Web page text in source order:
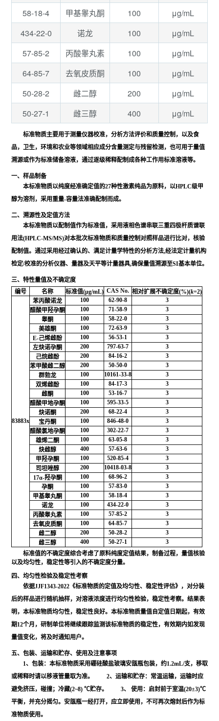
58-18-4 甲基睾丸酮 100
μg/mL
434-22-0
诺龙 100
μg/mL
57-85-2
丙酸睾丸素 100
μg/mL
64-85-7
去氧皮质酮 100
μg/mL
50-28-2
雌二醇 200
μg/mL
50-27-1
雌三醇 400 μg/mL
标准物质主要用于测量仪器校准，分析方法评价和质量控制，以及食
品，卫生，环境和农业等领域相应成分含量测定与残留检测，也可用于量值
溯源或作为标准储备溶液，通过逐级稀释配制成各种工作用标准溶液等。
一、样品制备
本标准物质以纯度经准确定值的27种性激素纯品为原料，以HPLC级甲
醇为溶剂，采用重量-容量法准确配制而成。
二、溯源性及定值方法
本标准物质以配制值作为标准值，采用液相色谱串联三重四极杆质谱联
用法(HPLC-MS/MS)对本批次标准物质和质量控制对照样品进行比对，核验
配制值。通过采用经过确认的、满足计量学特性的分析方法,经法定计量机构
检定/校准的分析仪器、量器及天平等计量器具,确保量值溯源至SI基本单位。
三、特性量值及不确定度
编号
名称 标准值(μg/mL) CAS No. 相对扩展不确定度(%)(k=2)
83883x
苯丙酸诺龙 100 62-90-8
3
醋酸甲羟孕酮
100 71-58-9
3
睾酮
100 58-22-0
3
美雄酮
100 72-63-9
3
E-己烯雌酚
100 56-53-1
3
左炔诺孕酮
200 797-63-7
3
己烷雌酚
200 84-16-2
3
苯甲酸雌二醇
200 50-50-0
3
群勃龙
100 10161-33-8
3
双烯雌酚
100 84-17-3
3
雌酮
100 53-16-7
3
醋酸甲地孕酮
100 595-33-5
3
炔诺酮
200 68-22-4
3
宝丹酮
100 846-48-0
3
醋酸氯地孕酮
100 302-22-7
3
雄烯二酮
100 63-05-8
3
炔雌醇
400 57-63-6
3
甲羟孕酮
100 520-85-4
3
司坦唑醇
200 10418-03-8
3
17α-羟孕酮
100 68-96-2
3
孕酮
100 57-83-0
3
甲基睾丸酮
100 58-18-4
3
诺龙
100 434-22-0
3
丙酸睾丸素
100 57-85-2
3
去氧皮质酮
100 64-85-7
3
雌二醇
200 50-28-2
3
雌三醇
400 50-27-1
3
标准值的不确定度综合考虑了原料纯度定值结果，制备过程，量值核验
以及均匀性，稳定性等引入的不确定度分量。
四、均匀性检验及稳定性考察
依据JJF1343-2022《标准物质的定值及均匀性、稳定性评估》，对分装
后的样品进行随机抽样，对溶液浓度进行均匀性检验，稳定性考察。结果表
明，本标准物质均匀性，稳定性良好。本标准物质量值自定值日期起，有效
期12个月，研制单位将继续跟踪监测该标准物质的稳定性，有效期内如发现
量值变化，将及时通知用户。
五、包装、运输和贮存、使用及注意事项
1、包装：本标准物质采用硼硅酸盐玻璃安瓿瓶包装，约1.2mL/支，移取
或稀释时请以移液管量取为准。 2、运输和贮存：常温运输，运输时应
避免挤压，碰撞；冷藏(2~8) ℃贮存。 3、 使用：启封前于室温(20±3)℃
平衡，并充分摇匀。安瓿瓶一经打开，应立即使用，不可再次熔封后作为标
准物质使用。